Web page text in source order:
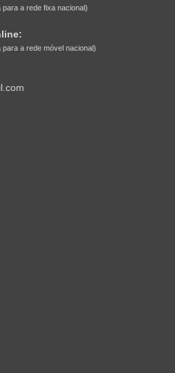
para a rede fixa nacional)
para a rede móvel nacional)